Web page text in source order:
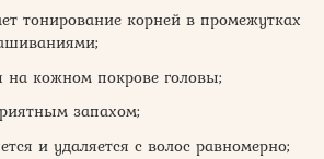
тонирование корней в промежутках
на кожном покрове головы;
запахом;
и удаляется с волос равномерно;